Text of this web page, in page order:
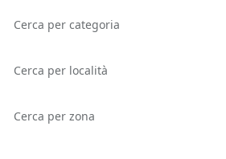
Cerca per categoria
Cerca per località
Cerca per zona